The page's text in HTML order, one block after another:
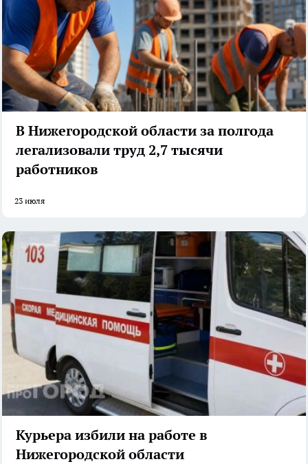
В Нижегородской области за полгода
легализовали труд 2,7 тысячи
работников
23 июля
Курьера избили на работе в
Нижегородской области